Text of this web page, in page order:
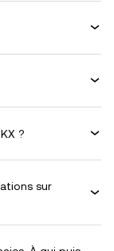
?
sur